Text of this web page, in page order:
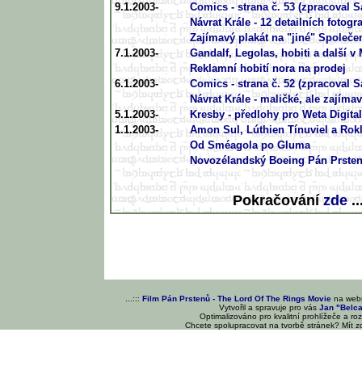
9.1.2003-
Comics - strana č. 53 (zpracoval
Návrat Krále - 12 detailních
Zajímavý plakát na "jiné"
7.1.2003-
Gandalf, Legolas, hobiti a další v
Reklamní hobití nora na prodej
6.1.2003-
Comics - strana č. 52 (zpracoval
Návrat Krále - maličké, ale
5.1.2003-
Kresby - předlohy pro Weta Digital
1.1.2003-
Amon Sul, Lúthien Tínuviel a
Od Sméagola po Gluma
Novozélandský Boeing Pán
Pokračovánízde
...::: Film Pán Prstenů - The Lord Of The Rings Movie na
Vytvořil a spravuje pro vásJan
Optimalizováno pro kvalitní prohlížeče a
Chcete spolupracovat na tvorbě stránek? Mít